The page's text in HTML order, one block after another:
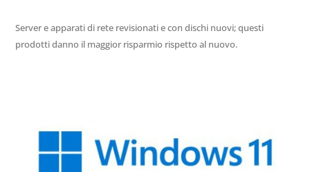
Server e apparati di rete revisionati e con dischi nuovi; questi
prodotti danno il maggior risparmio rispetto al nuovo.